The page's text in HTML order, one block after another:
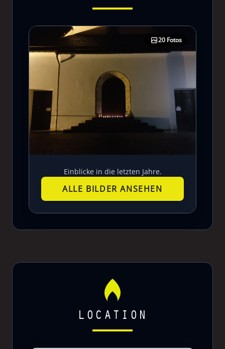
20 Fotos
Einblicke in die letzten Jahre.
ALLE BILDER ANSEHEN
LOCATION